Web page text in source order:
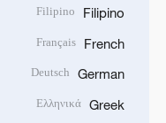
Filipino
Filipino
French
Français
German
Deutsch
Greek
Ελληνικά